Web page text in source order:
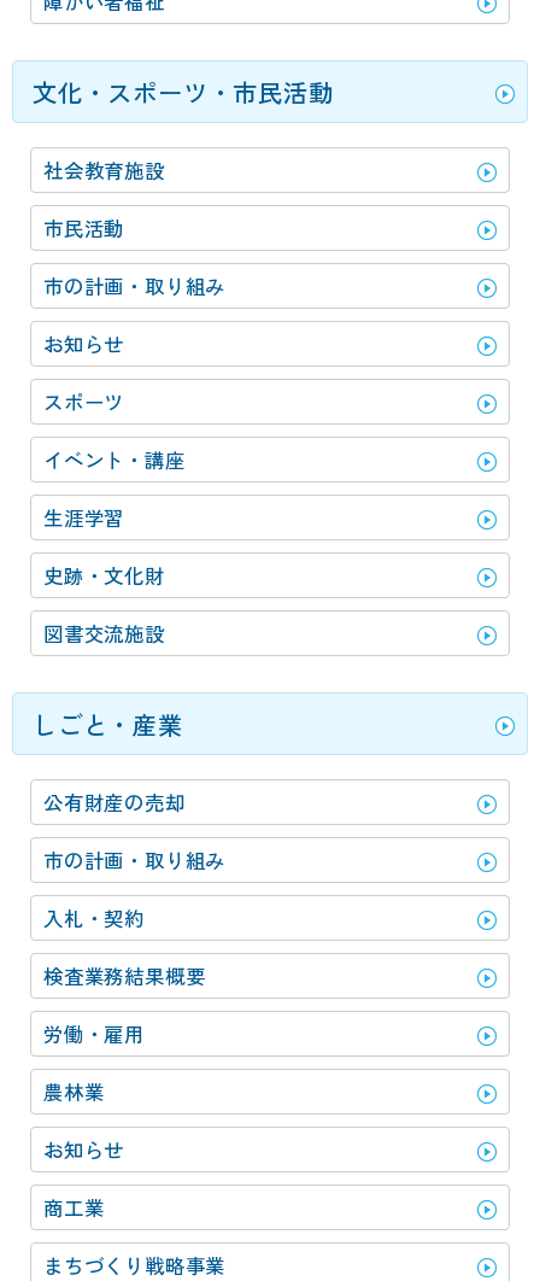
文化・スポーツ・市民活動
社会教育施設
市民活動
市の計画・取り組み
お知らせ
スポーツ
イベント・講座
生涯学習
史跡・文化財
図書交流施設
しごと・産業
公有財産の売却
市の計画・取り組み
入札・契約
検査業務結果概要
労働・雇用
農林業
お知らせ
商工業
まちづくり戦略事業